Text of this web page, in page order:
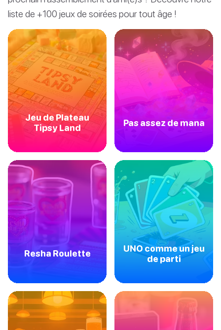
liste de +100 jeux de soirées pour tout âge !
Jeu de Plateau
Tipsy Land
Pas assez de mana
Resha Roulette
UNO comme un jeu
de parti